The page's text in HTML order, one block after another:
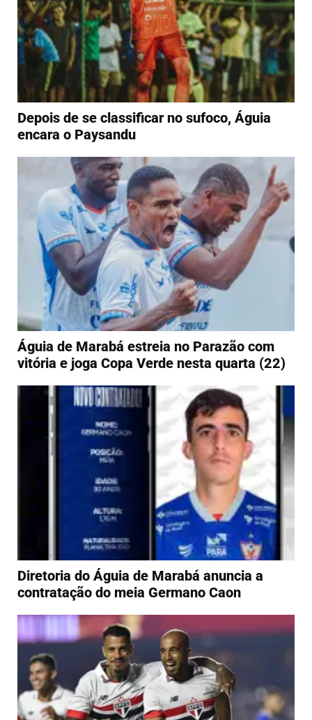
Depois de se classificar no sufoco, Águia
encara o Paysandu
Águia de Marabá estreia no Parazão com
vitória e joga Copa Verde nesta quarta (22)
Diretoria do Águia de Marabá anuncia a
contratação do meia Germano Caon